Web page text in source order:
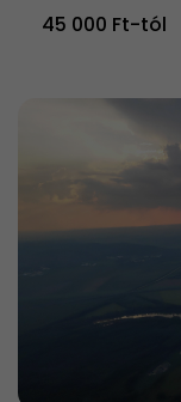
45 000 Ft-tól